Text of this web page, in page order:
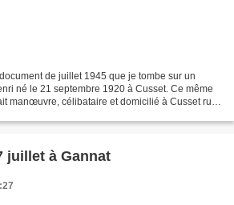
de juillet 1945 que je tombe sur un
né le 21 septembre 1920 à Cusset. Ce même
manœuvre, célibataire et domicilié à Cusset rue
juillet à Gannat